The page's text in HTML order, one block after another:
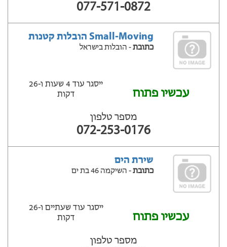
077-571-0872
Small-Moving הובלות קטנות
כתובת- הובלות בישראל
עכשיו פתוח
ייסגר עוד 4 שעות ‫ו-26
דקות
מספר טלפון
072-253-0176
שירת הים
כתובת- השיקמה 46 בת ים
עכשיו פתוח
ייסגר עוד שעתיים ‫ו-26
דקות
מספר טלפון